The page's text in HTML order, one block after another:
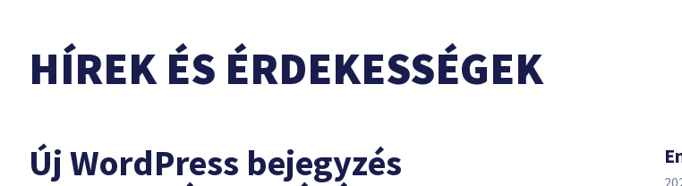
HÍREK ÉS ÉRDEKESSÉGEK
Új WordPress bejegyzés